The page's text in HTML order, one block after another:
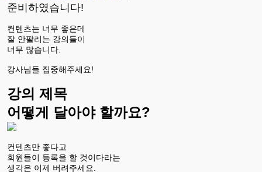
준비하였습니다!
컨텐츠는 너무 좋은데
잘 안팔리는 강의들이
너무 많습니다.
강사님들 집중해주세요!
강의 제목
어떻게 달아야 할까요?
컨텐츠만 좋다고
회원들이 등록을 할 것이다라는
생각은 이제 버려주세요.